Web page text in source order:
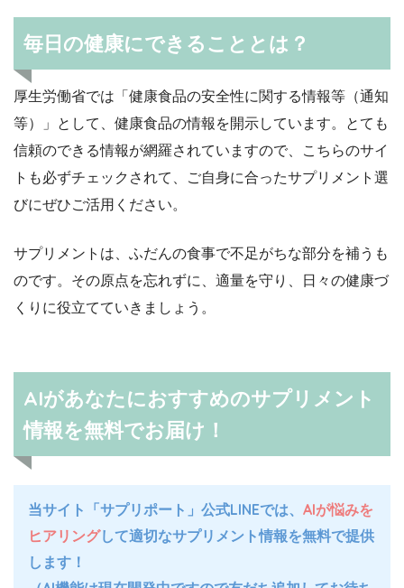
毎日の健康にできることとは？
厚生労働省では「健康食品の安全性に関する情報等（通知
等）」として、健康食品の情報を開示しています。とても
信頼のできる情報が網羅されていますので、こちらのサイ
トも必ずチェックされて、ご自身に合ったサプリメント選
びにぜひご活用ください。
サプリメントは、ふだんの食事で不足がちな部分を補うも
のです。その原点を忘れずに、適量を守り、日々の健康づ
くりに役立てていきましょう。
AIがあなたにおすすめのサプリメント
情報を無料でお届け！
当サイト「サプリポート」公式LINEでは、 AIが悩みを
ヒアリングして適切なサプリメント情報を無料で提供
します！